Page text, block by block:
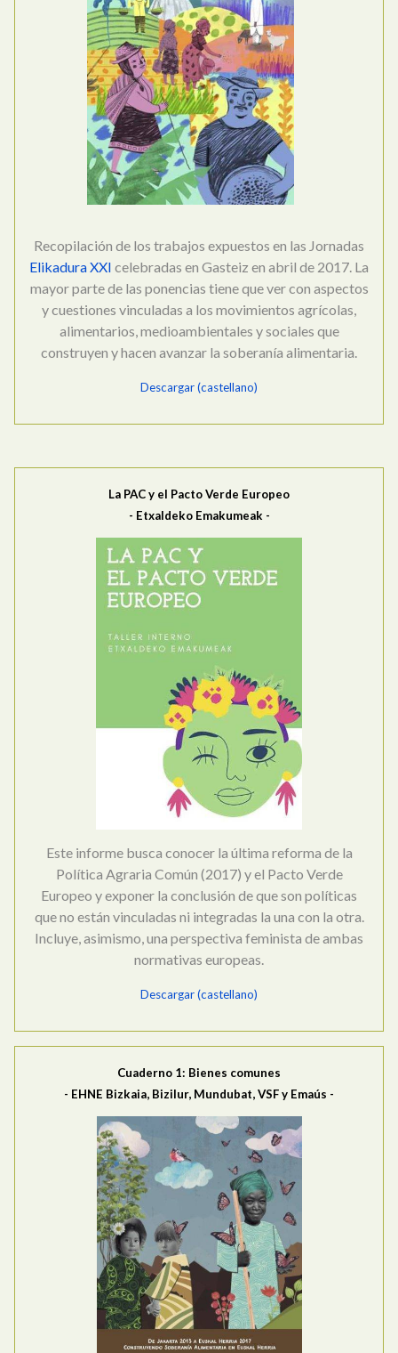
Recopilación de los trabajos expuestos en las Jornadas
Elikadura XXI celebradas en Gasteiz en abril de 2017. La
mayor parte de las ponencias tiene que ver con aspectos
y cuestiones vinculadas a los movimientos agrícolas,
alimentarios, medioambientales y sociales que
construyen y hacen avanzar la soberanía alimentaria.
Descargar (castellano)
La PAC y el Pacto Verde Europeo
- Etxaldeko Emakumeak -
Este informe busca conocer la última reforma de la
Política Agraria Común (2017) y el Pacto Verde
Europeo y exponer la conclusión de que son políticas
que no están vinculadas ni integradas la una con la otra.
Incluye, asimismo, una perspectiva feminista de ambas
normativas europeas.
Descargar (castellano)
Cuaderno 1: Bienes comunes
- EHNE Bizkaia, Bizilur, Mundubat, VSF y Emaús -